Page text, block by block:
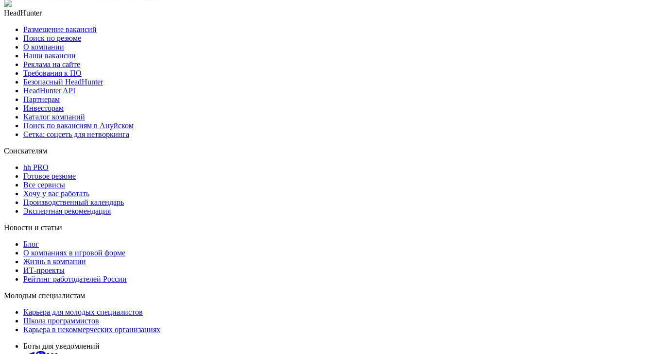
HeadHunter
Размещение вакансий
Поиск по резюме
О компании
Наши вакансии
Реклама на сайте
Требования к ПО
Безопасный HeadHunter
HeadHunter API
Партнерам
Инвесторам
Каталог компаний
Поиск по вакансиям в Ануйском
Сетка: соцсеть для нетворкинга
Соискателям
hh PRO
Готовое резюме
Все сервисы
Хочу у вас работать
Производственный календарь
Экспертная рекомендация
Новости и статьи
Блог
О компаниях в игровой форме
Жизнь в компании
ИТ-проекты
Рейтинг работодателей России
Молодым специалистам
Карьера для молодых специалистов
Школа программистов
Карьера в некоммерческих организациях
Боты для уведомлений